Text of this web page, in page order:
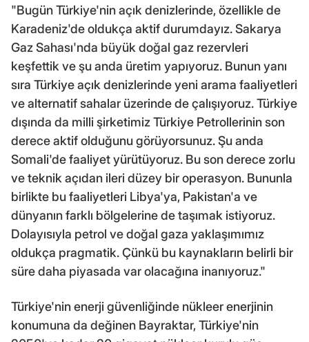
"Bugün Türkiye'nin açık denizlerinde, özellikle de
Karadeniz'de oldukça aktif durumdayız. Sakarya
Gaz Sahası'nda büyük doğal gaz rezervleri
keşfettik ve şu anda üretim yapıyoruz. Bunun yanı
sıra Türkiye açık denizlerinde yeni arama faaliyetleri
ve alternatif sahalar üzerinde de çalışıyoruz. Türkiye
dışında da milli şirketimiz Türkiye Petrollerinin son
derece aktif olduğunu görüyorsunuz. Şu anda
Somali'de faaliyet yürütüyoruz. Bu son derece zorlu
ve teknik açıdan ileri düzey bir operasyon. Bununla
birlikte bu faaliyetleri Libya'ya, Pakistan'a ve
dünyanın farklı bölgelerine de taşımak istiyoruz.
Dolayısıyla petrol ve doğal gaza yaklaşımımız
oldukça pragmatik. Çünkü bu kaynakların belirli bir
süre daha piyasada var olacağına inanıyoruz."
Türkiye'nin enerji güvenliğinde nükleer enerjinin
konumuna da değinen Bayraktar, Türkiye'nin